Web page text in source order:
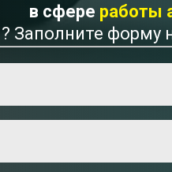
в сфере работы
? Заполните